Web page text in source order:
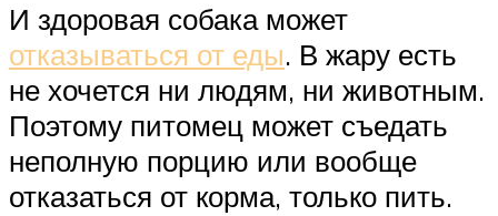
И здоровая собака может
отказываться от еды. В жару есть
не хочется ни людям, ни животным.
Поэтому питомец может съедать
неполную порцию или вообще
отказаться от корма, только пить.